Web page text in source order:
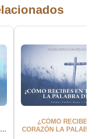
¿CÓMO RECIBES
CORAZÓN LA PALABRA